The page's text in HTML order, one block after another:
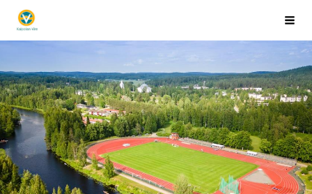
Siirry
sivun
sisältöön
Kaipolan Vire